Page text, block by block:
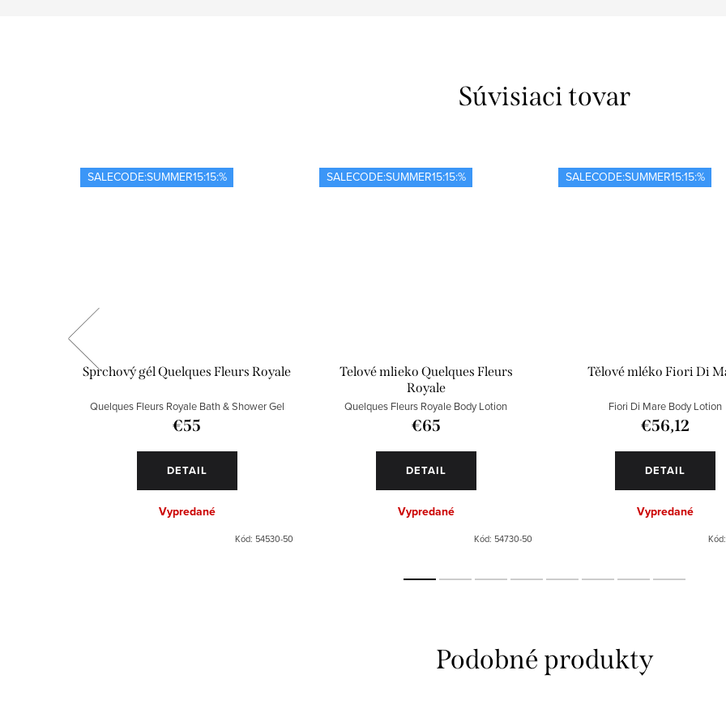
Súvisiaci tovar
SALECODE:SUMMER15:15:%
Sprchový gél Quelques Fleurs Royale
Quelques Fleurs Royale Bath & Shower Gel
€55
DETAIL
Vypredané
Kód: 54530-50
SALECODE:SUMMER15:15:%
Telové mlieko Quelques Fleurs
Royale
Quelques Fleurs Royale Body Lotion
€65
DETAIL
Vypredané
Kód: 54730-50
SALECODE:SUMMER15:15:%
Tělové mléko Fiori Di
Fiori Di Mare Body Lotion
€56,12
DETAIL
Vypredané
Kód: